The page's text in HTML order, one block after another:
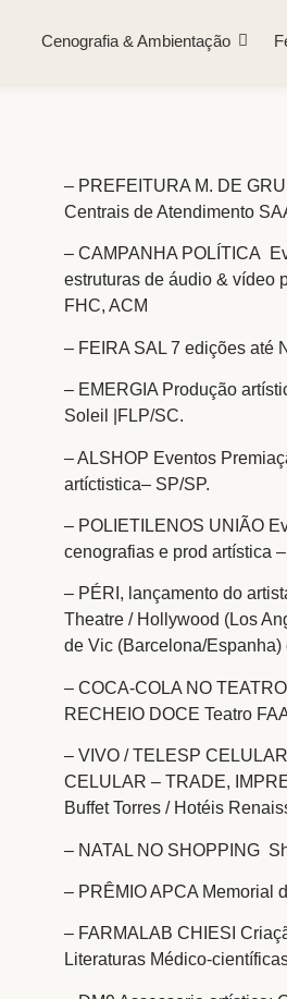
Cenografia & Ambientação
– PREFEITURA M. DE
Centrais de Atendimento
– CAMPANHA POLÍTICA
estruturas de áudio & vídeo
FHC, ACM
– FEIRA SAL 7 edições até
– EMERGIA Produção
Soleil |FLP/SC.
– ALSHOP Eventos
artíctistica– SP/SP.
– POLIETILENOS UNIÃO
cenografias e prod artística
– PÉRI, lançamento do
Theatre / Hollywood (Los
de Vic (Barcelona/Espanha)
– COCA-COLA NO
RECHEIO DOCE Teatro
– VIVO / TELESP
CELULAR – TRADE,
Buffet Torres / Hotéis
– NATAL NO SHOPPING
– PRÊMIO APCA Memorial
– FARMALAB CHIESI
Literaturas Médico-